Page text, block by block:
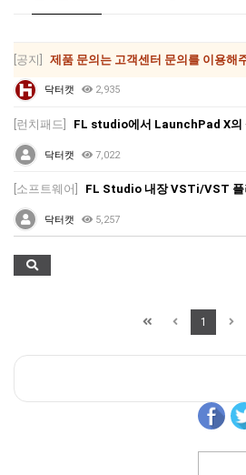
[공지] 제품 문의는 고객센터 문의를 이용해
닥터캣 2,935
[런치패드] FL studio에서 LaunchPad X의 설정과 MIDI Out 설정을 알
닥터캣 7,022
[소프트웨어] FL Studio 내장 VSTi/VST 플러그인 리뷰 1편 -
닥터캣 5,257
1